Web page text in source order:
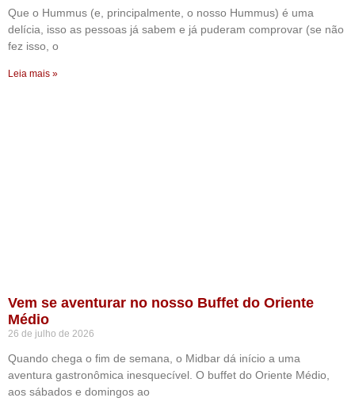
Que o Hummus (e, principalmente, o nosso Hummus) é uma
delícia, isso as pessoas já sabem e já puderam comprovar (se não
fez isso, o
Leia mais »
Vem se aventurar no nosso Buffet do Oriente
Médio
26 de julho de 2026
Quando chega o fim de semana, o Midbar dá início a uma
aventura gastronômica inesquecível. O buffet do Oriente Médio,
aos sábados e domingos ao